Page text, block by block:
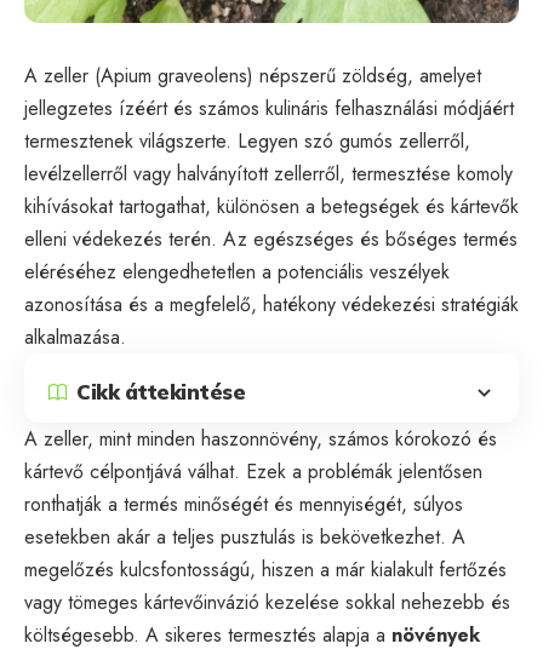
A zeller (Apium graveolens) népszerű zöldség, amelyet
jellegzetes ízéért és számos kulináris felhasználási módjáért
termesztenek világszerte. Legyen szó gumós zellerről,
levélzellerről vagy halványított zellerről, termesztése komoly
kihívásokat tartogathat, különösen a betegségek és kártevők
elleni védekezés terén. Az egészséges és bőséges termés
eléréséhez elengedhetetlen a potenciális veszélyek
azonosítása és a megfelelő, hatékony védekezési stratégiák
alkalmazása.
Cikk áttekintése
A zeller, mint minden haszonnövény, számos kórokozó és
kártevő célpontjává válhat. Ezek a problémák jelentősen
ronthatják a termés minőségét és mennyiségét, súlyos
esetekben akár a teljes pusztulás is bekövetkezhet. A
megelőzés kulcsfontosságú, hiszen a már kialakult fertőzés
vagy tömeges kártevőinvázió kezelése sokkal nehezebb és
költségesebb. A sikeres termesztés alapja a növények